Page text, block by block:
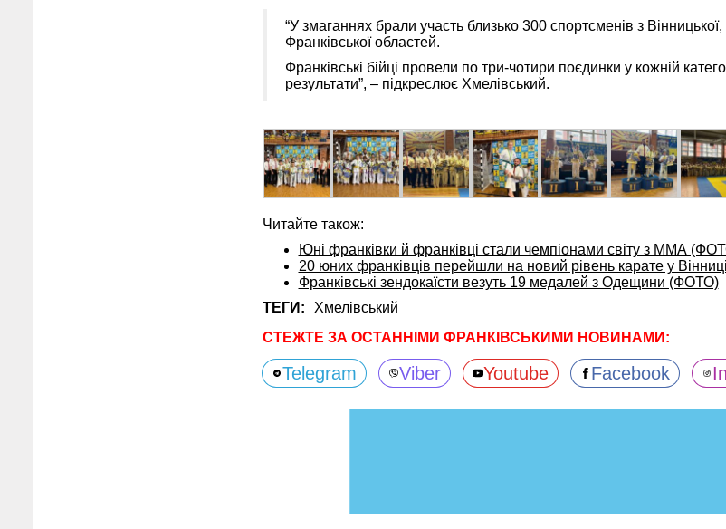
“У змаганнях брали участь близько 300 спортсменів з Вінницької,
Франківської областей.
Франківські бійці провели по три-чотири поєдинки у кожній
результати”, – підкреслює Хмелівський.
Читайте також:
Юні франківки й франківці стали чемпіонами світу з ММА
20 юних франківців перейшли на новий рівень карате у
Франківські зендокаїсти везуть 19 медалей з Одещини (ФОТО)
ТЕГИ:
Хмелівський
СТЕЖТЕ ЗА ОСТАННІМИ ФРАНКІВСЬКИМИ НОВИНАМИ:
Telegram Viber Youtube Facebook